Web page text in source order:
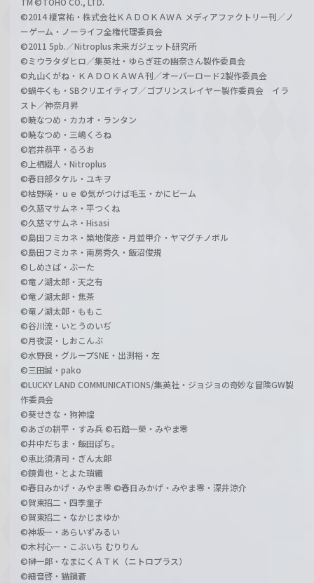
©2014 榎宮祐・株式会社ＫＡＤＯＫＡＷＡ メディアファクトリー刊／ノ
ーゲーム・ノーライフ全権代理委員会
©2011 5pb.／Nitroplus 未来ガジェット研究所
©ミウラタダヒロ／集英社・ゆらぎ荘の幽奈さん製作委員会
©丸山くがね・ＫＡＤＯＫＡＷＡ刊／オーバーロード2製作委員会
©蝸牛くも・SBクリエイティブ／ゴブリンスレイヤー製作委員会 イラ
スト／神奈月昇
©暁なつめ・カカオ・ランタン
©暁なつめ・三嶋くろね
©岩井恭平・るろお
©上栖綴人・Nitroplus
©春日部タケル・ユキヲ
©枯野瑛・ｕｅ ©気がつけば毛玉・かにビーム
©久慈マサムネ・平つくね
©久慈マサムネ・Hisasi
©島田フミカネ・築地俊彦・月並甲介・ヤマグチノボル
©島田フミカネ・南房秀久・飯沼俊規
©しめさば・ぶーた
©竜ノ湖太郎・天之有
©竜ノ湖太郎・焦茶
©竜ノ湖太郎・ももこ
©谷川流・いとうのいぢ
©月夜涙・しおこんぶ
©水野良・グループSNE・出渕裕・左
©三田誠・pako
©LUCKY LAND COMMUNICATIONS/集英社・ジョジョの奇妙な冒険GW製
作委員会
©葵せきな・狗神煌
©あざの耕平・すみ兵 ©石踏一榮・みやま零
©井中だちま・飯田ぽち。
©恵比須清司・ぎん太郎
©鏡貴也・とよた瑣織
©春日みかげ・みやま零 ©春日みかげ・みやま零・深井涼介
©賀東招二・四季童子
©賀東招二・なかじまゆか
©神坂一・あらいずみるい
©木村心一・こぶいち むりりん
©榊一郎・なまにくＡＴＫ（ニトロプラス）
©細音啓・猫鍋蒼